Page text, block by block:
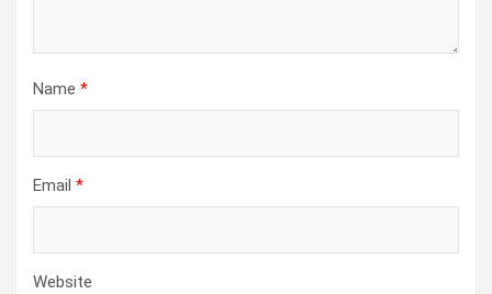
Name *
Email *
Website